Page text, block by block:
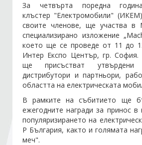
Дейности
Арбитражен съд
Проекти
Стани член
За четвърта поредна
клъстер "Електромобили"
своите членове, ще участва в
специализирано изложение
което ще се проведе от 11 до
Интер Експо Център, гр. София.
ще присъстват утвърдени
дистрибутори и партньори,
областта на електрическата
В рамките на събитието ще
ежегодните награди за принос в
популяризирането на
Р България, както и голямата
меч".